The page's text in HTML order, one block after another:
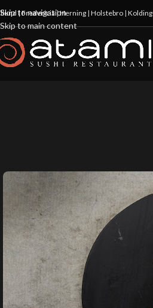
Skip to navigation
Skip to main content
|Fredericia|Herning | Holstebro | Kolding
10%